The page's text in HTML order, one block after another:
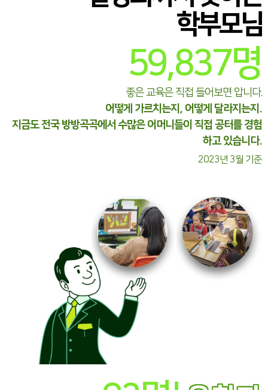
학부모님
59,837명
좋은 교육은 직접 들어보면 압니다.
어떻게 가르치는지, 어떻게 달라지는지.
지금도 전국 방방곡곡에서 수많은 어머니들이 직접 공터를 경험
하고 있습니다.
2023년 3월 기준